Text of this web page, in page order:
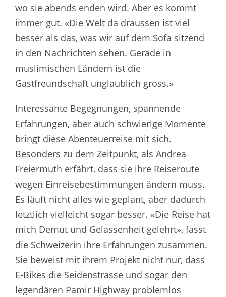
wo sie abends enden wird. Aber es kommt
immer gut. «Die Welt da draussen ist viel
besser als das, was wir auf dem Sofa sitzend
in den Nachrichten sehen. Gerade in
muslimischen Ländern ist die
Gastfreundschaft unglaublich gross.»
Interessante Begegnungen, spannende
Erfahrungen, aber auch schwierige Momente
bringt diese Abenteuerreise mit sich.
Besonders zu dem Zeitpunkt, als Andrea
Freiermuth erfährt, dass sie ihre Reiseroute
wegen Einreisebestimmungen ändern muss.
Es läuft nicht alles wie geplant, aber dadurch
letztlich vielleicht sogar besser. «Die Reise hat
mich Demut und Gelassenheit gelehrt», fasst
die Schweizerin ihre Erfahrungen zusammen.
Sie beweist mit ihrem Projekt nicht nur, dass
E-Bikes die Seidenstrasse und sogar den
legendären Pamir Highway problemlos